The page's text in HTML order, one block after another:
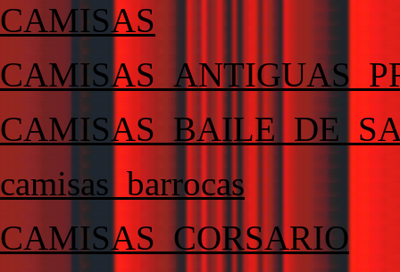
CAMISAS
camisas_barrocas
CAMISAS_CORSARIO